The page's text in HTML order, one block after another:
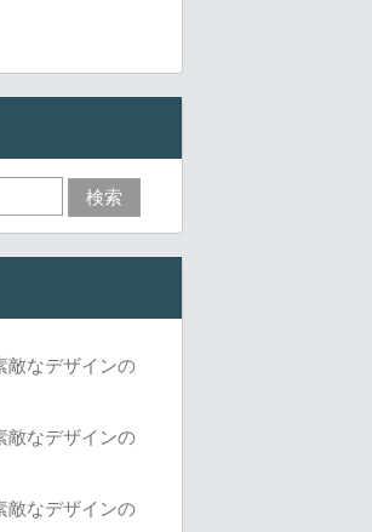
敵なデザインの
敵なデザインの
敵なデザインの